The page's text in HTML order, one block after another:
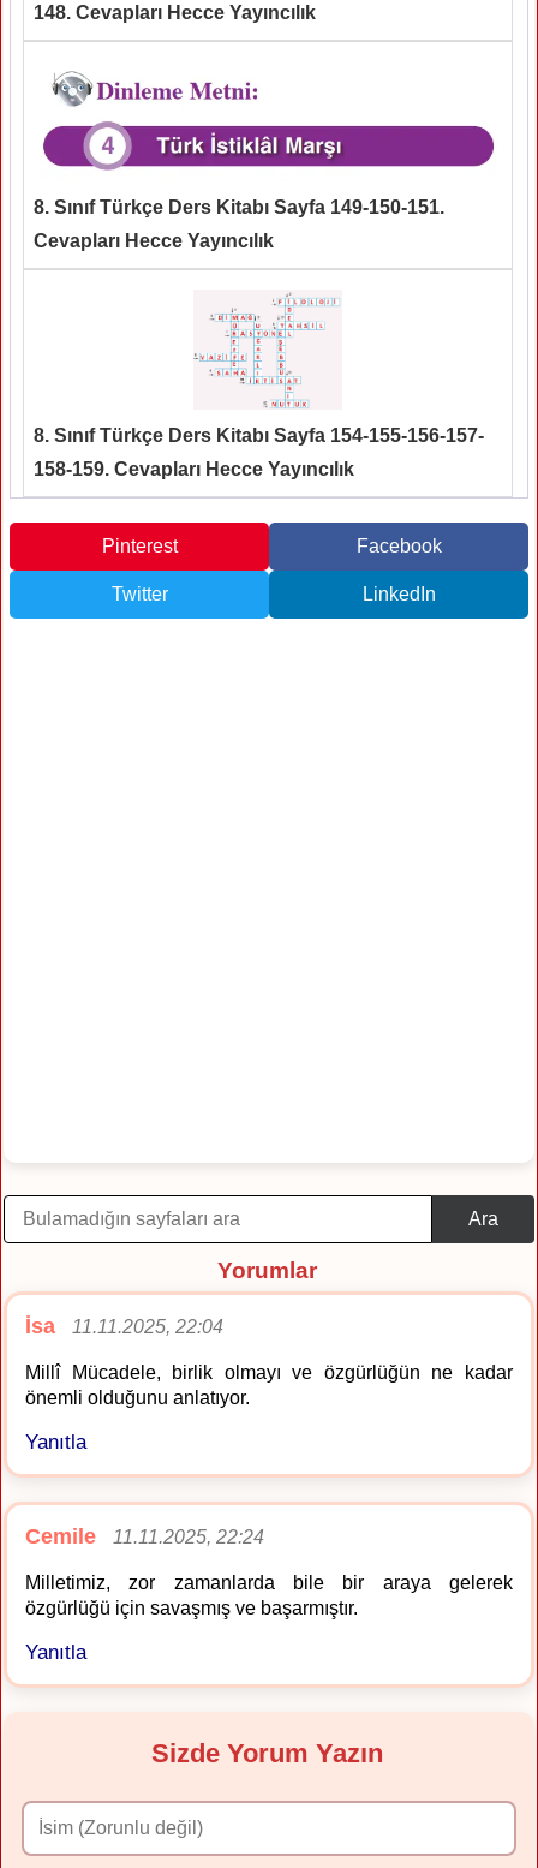
148. Cevapları Hecce Yayıncılık
8. Sınıf Türkçe Ders Kitabı Sayfa 149-150-151.
Cevapları Hecce Yayıncılık
8. Sınıf Türkçe Ders Kitabı Sayfa 154-155-156-157-
158-159. Cevapları Hecce Yayıncılık
Pinterest Facebook
Twitter LinkedIn
Ara
Yorumlar
İsa 11.11.2025, 22:04
Millî Mücadele, birlik olmayı ve özgürlüğün ne kadar
önemli olduğunu anlatıyor.
Yanıtla
Cemile 11.11.2025, 22:24
Milletimiz, zor zamanlarda bile bir araya gelerek
özgürlüğü için savaşmış ve başarmıştır.
Yanıtla
Sizde Yorum Yazın